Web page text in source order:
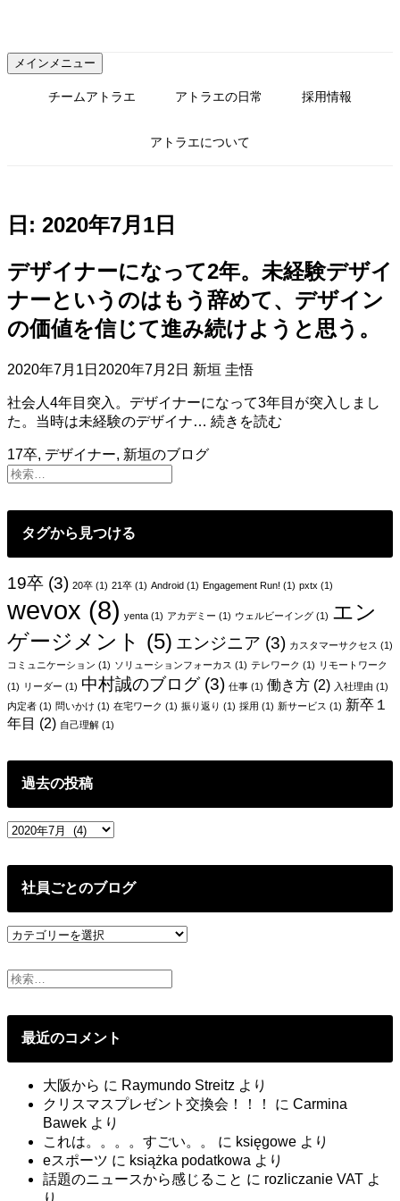
テ
ン
メインメニュー
チームアトラエ アトラエの日常 採用情報
アトラエについて
日: 2020年7月1日
デザイナーになって2年。未経験デザイ
ナーというのはもう辞めて、デザイン
の価値を信じて進み続けようと思う。
2020年7月1日 2020年7月2日 新垣 圭悟
社会人4年目突入。デザイナーになって3年目が突入しまし
た。当時は未経験のデザイナ… 続きを読む
に
2
未
経
験
デ
ザ
う
も
ン
信
て
み
17卒, デザイナー, 新垣のブログ
タグから見つける
19卒 (3) 20卒 (1) 21卒 (1) Android (1) Engagement Run! (1) pxtx (1)
wevox (8) yenta (1) アカデミー (1) ウェルビーイング (1) エン
ゲージメント (5) エンジニア (3) カスタマーサクセス (1)
コミュニケーション (1) ソリューションフォーカス (1) テレワーク (1) リモートワーク
(1) リーダー (1) 中村誠のブログ(3) 仕事 (1) 働き方 (2) 入社理由 (1)
内定者 (1) 問いかけ (1) 在宅ワーク (1) 振り返り (1) 採用 (1) 新サービス (1) 新卒１
年目 (2) 自己理解 (1)
過去の投稿
過
の
社員ごとのブログ
社
ご
と
グ
最近のコメント
大阪から に Raymundo Streitz より
クリスマスプレゼント交換会！！！
に Carmina
Bawek より
これは。。。。すごい。。
に księgowe より
eスポーツ に książka podatkowa より
話題のニュースから感じること に rozliczanie VAT よ
り